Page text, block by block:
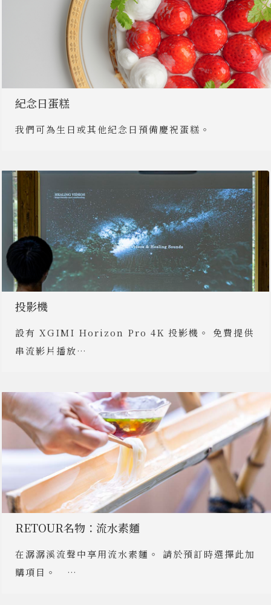
紀念日蛋糕
我們可為生日或其他紀念日預備慶祝蛋糕。
投影機
設有 XGIMI Horizon Pro 4K 投影機。 免費提供
串流影片播放…
RETOUR名物：流水素麵
在潺潺溪流聲中享用流水素麵。 請於預訂時選擇此加
購項目。 …